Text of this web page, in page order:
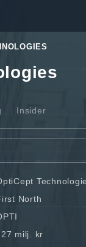
Insider
North
milj. kr